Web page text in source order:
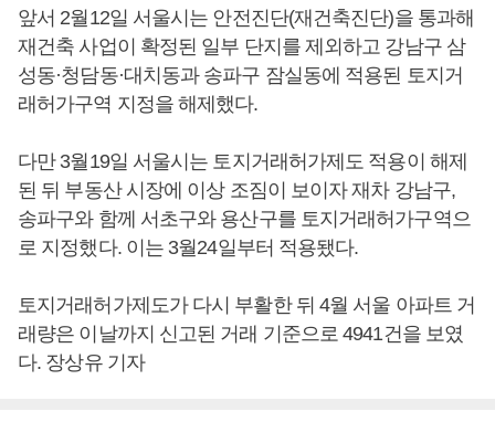
앞서 2월12일 서울시는 안전진단(재건축진단)을 통과해
재건축 사업이 확정된 일부 단지를 제외하고 강남구 삼
성동·청담동·대치동과 송파구 잠실동에 적용된 토지거
래허가구역 지정을 해제했다.
다만 3월19일 서울시는 토지거래허가제도 적용이 해제
된 뒤 부동산 시장에 이상 조짐이 보이자 재차 강남구,
송파구와 함께 서초구와 용산구를 토지거래허가구역으
로 지정했다. 이는 3월24일부터 적용됐다.
토지거래허가제도가 다시 부활한 뒤 4월 서울 아파트 거
래량은 이날까지 신고된 거래 기준으로 4941건을 보였
다. 장상유 기자